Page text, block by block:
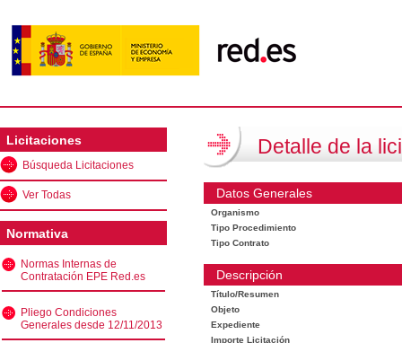
Licitaciones
Búsqueda Licitaciones
Ver Todas
Normativa
Normas Internas de
Contratación EPE Red.es
Pliego Condiciones
Generales desde 12/11/2013
Detalle de la
Datos Generales
Organismo
Tipo Procedimiento
Tipo Contrato
Descripción
Título/Resumen
Objeto
Expediente
Importe Licitación